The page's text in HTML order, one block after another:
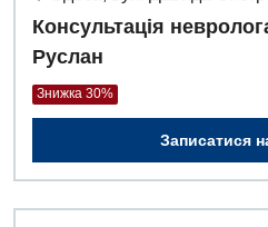
Консультація
Руслан
Знижка 30%
Записатися